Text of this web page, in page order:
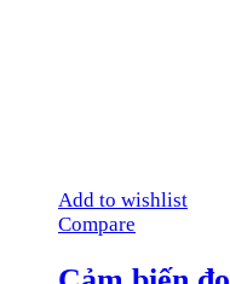
Add to wishlist
Compare